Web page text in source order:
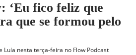
‘Eu fico feliz que
que se formou pelo
Lula nesta terça-feira no Flow Podcast